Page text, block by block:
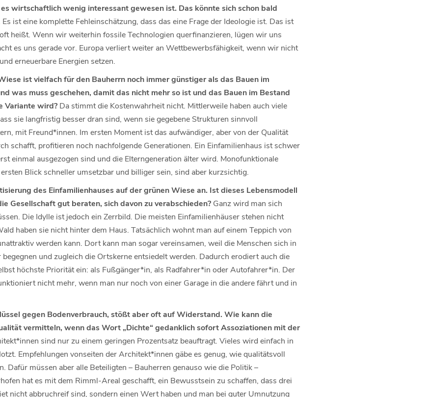
wirtschaftlich wenig interessant gewesen ist. Das könnte sich schon bald
ist eine komplette Fehleinschätzung, dass das eine Frage der Ideologie ist. Das ist
heißt. Wenn wir weiterhin fossile Technologien querfinanzieren, lügen wir uns
es uns gerade vor. Europa verliert weiter an Wettbewerbsfähigkeit, wenn wir nicht
erneuerbare Energien setzen.
ist vielfach für den Bauherrn noch immer günstiger als das Bauen im
was muss geschehen, damit das nicht mehr so ist und das Bauen im Bestand
Variante wird? Da stimmt die Kostenwahrheit nicht. Mittlerweile haben auch viele
sie langfristig besser dran sind, wenn sie gegebene Strukturen sinnvoll
mit Freund*innen. Im ersten Moment ist das aufwändiger, aber von der Qualität
schafft, profitieren noch nachfolgende Generationen. Ein Einfamilienhaus ist schwer
einmal ausgezogen sind und die Elterngeneration älter wird. Monofunktionale
Blick schneller umsetzbar und billiger sein, sind aber kurzsichtig.
des Einfamilienhauses auf der grünen Wiese an. Ist dieses Lebensmodell
Gesellschaft gut beraten, sich davon zu verabschieden? Ganz wird man sich
Die Idylle ist jedoch ein Zerrbild. Die meisten Einfamilienhäuser stehen nicht
haben sie nicht hinter dem Haus. Tatsächlich wohnt man auf einem Teppich von
werden kann. Dort kann man sogar vereinsamen, weil die Menschen sich in
und zugleich die Ortskerne entsiedelt werden. Dadurch erodiert auch die
höchste Priorität ein: als Fußgänger*in, als Radfahrer*in oder Autofahrer*in. Der
nicht mehr, wenn man nur noch von einer Garage in die andere fährt und in
gegen Bodenverbrauch, stößt aber oft auf Widerstand. Wie kann die
vermitteln, wenn das Wort „Dichte“ gedanklich sofort Assoziationen mit der
sind nur zu einem geringen Prozentsatz beauftragt. Vieles wird einfach in
Empfehlungen vonseiten der Architekt*innen gäbe es genug, wie qualitätsvoll
Dafür müssen aber alle Beteiligten – Bauherren genauso wie die Politik –
hat es mit dem Rimml-Areal geschafft, ein Bewusstsein zu schaffen, dass drei
nicht abbruchreif sind, sondern einen Wert haben und man bei guter Umnutzung